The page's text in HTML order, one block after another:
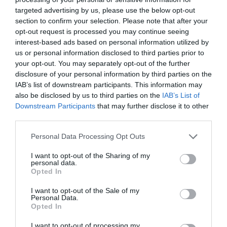
targeted advertising by us, please use the below opt-out
section to confirm your selection. Please note that after your
opt-out request is processed you may continue seeing
interest-based ads based on personal information utilized by
us or personal information disclosed to third parties prior to
your opt-out. You may separately opt-out of the further
disclosure of your personal information by third parties on the
IAB’s list of downstream participants. This information may
also be disclosed by us to third parties on the IAB’s List of
Downstream Participants that may further disclose it to other
Please note that this website/app uses one or more Google
not limited to your visit or usage behaviour. You may click to
grant or deny consent to Google and its third-party tags to
use your data for below specified purposes in below Google
consent section.
Personal Data Processing Opt Outs
I want to opt-out of the Sharing of my
personal data.
Opted In
I want to opt-out of the Sale of my
Personal Data.
Opted In
I want to opt-out of processing my
fekete homokos strand a felszín alatti vulkáni
anyagok eredménye, amelyek ezt a csodálatos
sötét tónust adják. A karibi övezethez hasonlóan a
tenger tiszta és fürdésre tökéletesen alkalmas.
Black Sand Beach, Kalifornia
A San Francisco Golden Gate rekreációs övezetében
található ez a rejtett fekete homokos strand, amely
egyedülállónak számít Amerikában. Igazi ritkaság,
ugyanis az itt található homok nem vulkáni kőzet,
vastartalmú ásványokból származik.
hatalmas hullámok miatt!